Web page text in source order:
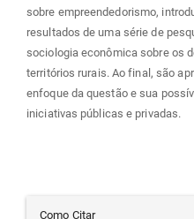
sobre empreendedorismo,
resultados de uma série de
sociologia econômica sobre os
territórios rurais. Ao final, são
enfoque da questão e sua
iniciativas públicas e privadas.
Como Citar